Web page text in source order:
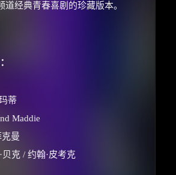
道经典青春喜剧的珍藏版本。
蒂
Maddie
克曼
贝克 / 约翰·皮考克